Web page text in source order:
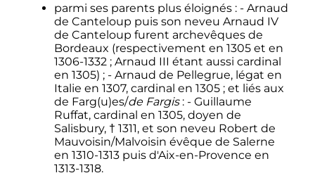
parmi ses parents plus éloignés : - Arnaud
de Canteloup puis son neveu Arnaud IV
de Canteloup furent archevêques de
Bordeaux (respectivement en 1305 et en
1306-1332 ; Arnaud III étant aussi cardinal
en 1305) ; - Arnaud de Pellegrue, légat en
Italie en 1307, cardinal en 1305 ; et liés aux
de Farg(u)es/de Fargis : - Guillaume
Ruffat, cardinal en 1305, doyen de
Salisbury, † 1311, et son neveu Robert de
Mauvoisin/Malvoisin évêque de Salerne
en 1310-1313 puis d'Aix-en-Provence en
1313-1318.